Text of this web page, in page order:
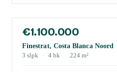
€1.100.000
Finestrat, Costa Blanca Noord
3 slpk · 4 bk · 224 m²